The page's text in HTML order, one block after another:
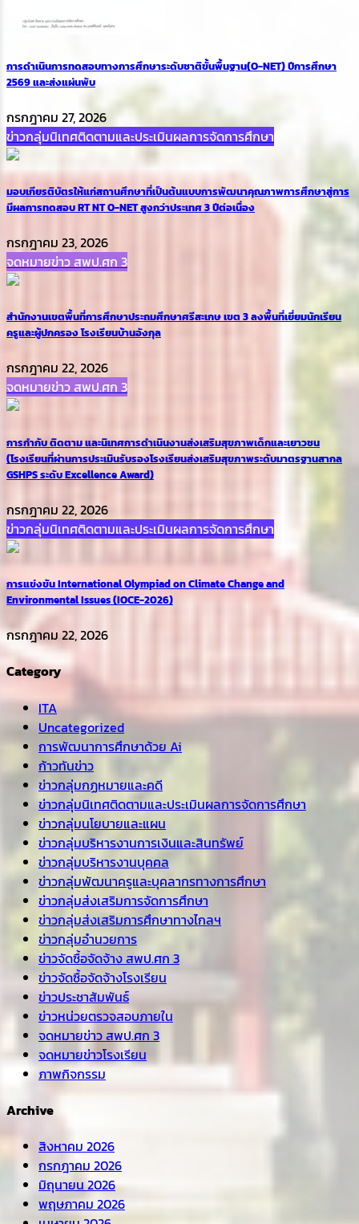
การดำเนินการทดสอบทางการศึกษาระดับชาติขั้นพื้นฐาน(O-NET) ปีการศึกษา
2569 และส่งแผ่นพับ
กรกฎาคม 27, 2026
ข่าวกลุ่มนิเทศติดตามและประเมินผลการจัดการศึกษา
มอบเกียรติบัตรให้แก่สถานศึกษาที่เป็นต้นแบบการพัฒนาคุณภาพการศึกษาสู่การ
มีผลการทดสอบ RT NT O-NET สูงกว่าประเทศ 3 ปีต่อเนื่อง
กรกฎาคม 23, 2026
จดหมายข่าว สพป.ศก 3
สำนักงานเขตพื้นที่การศึกษาประถมศึกษาศรีสะเกษ เขต 3 ลงพื้นที่เยี่ยมนักเรียน
ครูและผู้ปกครอง โรงเรียนบ้านอังกุล
กรกฎาคม 22, 2026
จดหมายข่าว สพป.ศก 3
การกำกับ ติดตาม และนิเทศการดำเนินงานส่งเสริมสุขภาพเด็กและเยาวชน
(โรงเรียนที่ผ่านการประเมินรับรองโรงเรียนส่งเสริมสุขภาพระดับมาตรฐานสากล
GSHPS ระดับ Excellence Award)
กรกฎาคม 22, 2026
ข่าวกลุ่มนิเทศติดตามและประเมินผลการจัดการศึกษา
การแข่งขัน International Olympiad on Climate Change and
Environmental Issues (IOCE-2026)
กรกฎาคม 22, 2026
Category
ITA
Uncategorized
การพัฒนาการศึกษาด้วย Ai
ก้าวทันข่าว
ข่าวกลุ่มกฏหมายและคดี
ข่าวกลุ่มนิเทศติดตามและประเมินผลการจัดการศึกษา
ข่าวกลุ่มนโยบายและแผน
ข่าวกลุ่มบริหารงานการเงินและสินทรัพย์
ข่าวกลุ่มบริหารงานบุคคล
ข่าวกลุ่มพัฒนาครูและบุคลากรทางการศึกษา
ข่าวกลุ่มส่งเสริมการจัดการศึกษา
ข่าวกลุ่มส่งเสริมการศึกษาทางไกลฯ
ข่าวกลุ่มอำนวยการ
ข่าวจัดซื้อจัดจ้าง สพป.ศก 3
ข่าวจัดซื้อจัดจ้างโรงเรียน
ข่าวประชาสัมพันธ์
ข่าวหน่วยตรวจสอบภายใน
จดหมายข่าว สพป.ศก 3
จดหมายข่าวโรงเรียน
ภาพกิจกรรม
Archive
สิงหาคม 2026
กรกฎาคม 2026
มิถุนายน 2026
พฤษภาคม 2026